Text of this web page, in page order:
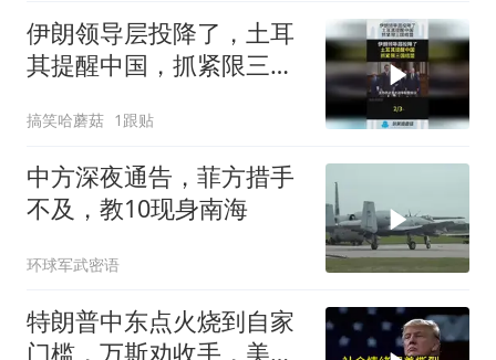
伊朗领导层投降了，土耳
其提醒中国，抓紧限三国
搞笑哈蘑菇 1跟贴
中方深夜通告，菲方措手
不及，教10现身南海
环球军武密语
特朗普中东点火烧到自家
门槛，万斯劝收手，美国